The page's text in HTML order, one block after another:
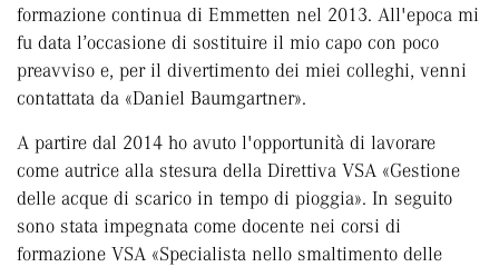
formazione continua di Emmetten nel 2013. All'epoca mi
fu data l’occasione di sostituire il mio capo con poco
preavviso e, per il divertimento dei miei colleghi, venni
contattata da «Daniel Baumgartner».
A partire dal 2014 ho avuto l'opportunità di lavorare
come autrice alla stesura della Direttiva VSA «Gestione
delle acque di scarico in tempo di pioggia». In seguito
sono stata impegnata come docente nei corsi di
formazione VSA «Specialista nello smaltimento delle